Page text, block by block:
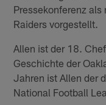
Pressekonferenz als
Raiders vorgestellt.
Allen ist der 18.
Geschichte der
Jahren ist Allen der
National Football